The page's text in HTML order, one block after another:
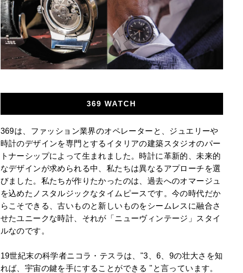
369 WATCH
369は、ファッション業界のオペレーターと、ジュエリーや
時計のデザインを専門とするイタリアの建築スタジオのパー
トナーシップによって生まれました。時計に革新的、未来的
なデザインが求められる中、私たちは異なるアプローチを選
びました。私たちが作りたかったのは、過去へのオマージュ
を込めたノスタルジックなタイムピースです。今の時代だか
らこそできる、古いものと新しいものをシームレスに融合さ
せたユニークな時計、それが「ニューヴィンテージ」スタイ
ルなのです。
19世紀末の科学者ニコラ・テスラは、"3、6、9の壮大さを知
れば、宇宙の鍵を手にすることができる "と言っています。